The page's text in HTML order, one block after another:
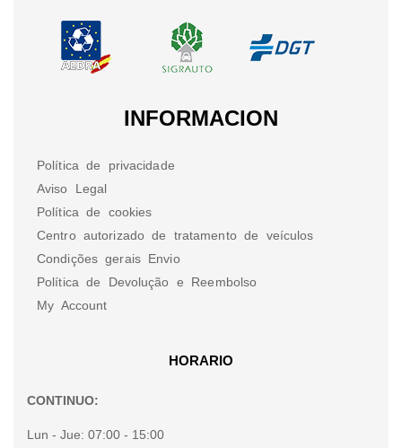
INFORMACION
Política de privacidade
Aviso Legal
Política de cookies
Centro autorizado de tratamento de veículos
Condições gerais Envio
Política de Devolução e Reembolso
My Account
HORARIO
CONTINUO:
Lun - Jue: 07:00 - 15:00